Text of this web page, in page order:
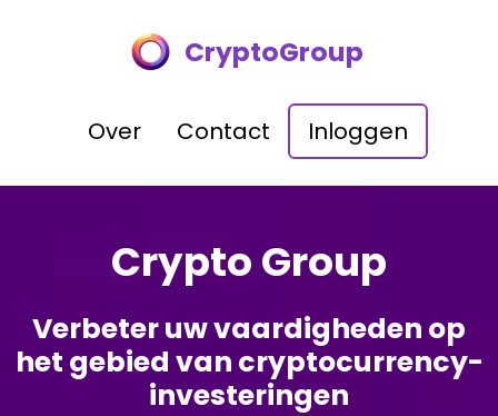
CryptoGroup
Over Contact Inloggen
Crypto Group
Verbeter uw vaardigheden op
het gebied van cryptocurrency-
investeringen